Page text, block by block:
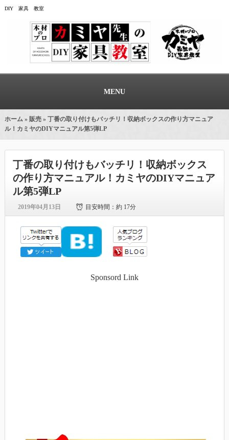
DIY 家具 教室
MENU
ホーム » 販売» 丁番の取り付けもバッチリ！収納ボックスの作り方マニュア
ル！カミヤのDIYマニュアル第5弾LP
丁番の取り付けもバッチリ！収納ボックス
の作り方マニュアル！カミヤのDIYマニュア
ル第5弾LP
2019年04月13日 目安時間：約 17分
Sponsord Link